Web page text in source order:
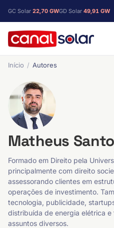
GC Solar 22,70 GWGD Solar 49,91 GW
Início Autores
Matheus
Formado em Direito pela
principalmente com direito
assessorando clientes em
operações de investimento.
tecnologia, publicidade,
distribuída de energia elétrica
assuntos diversos.